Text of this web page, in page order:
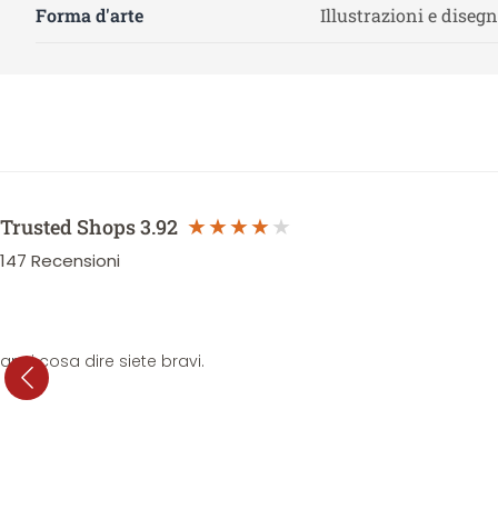
Forma d'arte Illustrazioni e
Trusted Shops3.92
147 Recensioni
cosa dire siete bravi.